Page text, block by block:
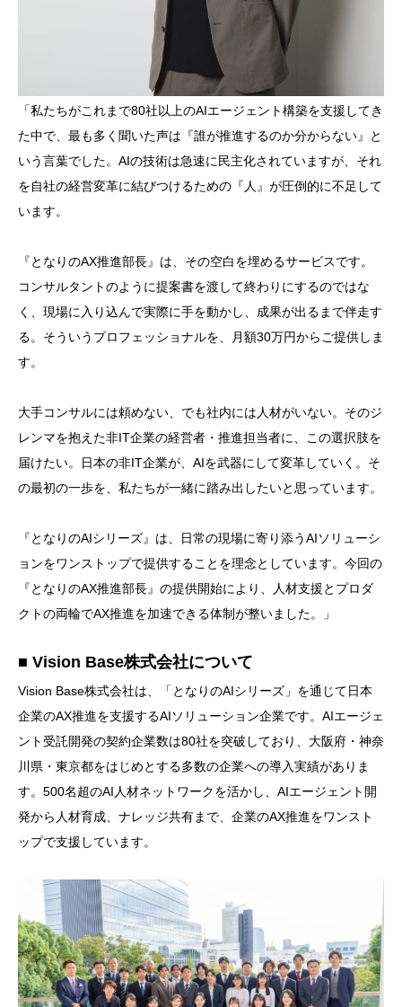
「私たちがこれまで80社以上のAIエージェント構築を支援してき
た中で、最も多く聞いた声は『誰が推進するのか分からない』と
いう言葉でした。AIの技術は急速に民主化されていますが、それ
を自社の経営変革に結びつけるための『人』が圧倒的に不足して
います。
『となりのAX推進部長』は、その空白を埋めるサービスです。
コンサルタントのように提案書を渡して終わりにするのではな
く、現場に入り込んで実際に手を動かし、成果が出るまで伴走す
る。そういうプロフェッショナルを、月額30万円からご提供しま
す。
大手コンサルには頼めない、でも社内には人材がいない。そのジ
レンマを抱えた非IT企業の経営者・推進担当者に、この選択肢を
届けたい。日本の非IT企業が、AIを武器にして変革していく。そ
の最初の一歩を、私たちが一緒に踏み出したいと思っています。
『となりのAIシリーズ』は、日常の現場に寄り添うAIソリューシ
ョンをワンストップで提供することを理念としています。今回の
『となりのAX推進部長』の提供開始により、人材支援とプロダ
クトの両輪でAX推進を加速できる体制が整いました。」
■ Vision Base株式会社について
Vision Base株式会社は、「となりのAIシリーズ」を通じて日本
企業のAX推進を支援するAIソリューション企業です。AIエージェ
ント受託開発の契約企業数は80社を突破しており、大阪府・神奈
川県・東京都をはじめとする多数の企業への導入実績がありま
す。500名超のAI人材ネットワークを活かし、AIエージェント開
発から人材育成、ナレッジ共有まで、企業のAX推進をワンスト
ップで支援しています。